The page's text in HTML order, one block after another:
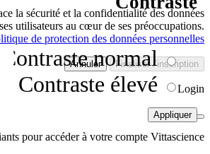
la sécurité et la confidentialité des données
utilisateurs au cœur de ses préoccupations.
de protection des données personnelles
Finaliser l’inscription
Annuler
Login
pour accéder à votre compte Vittascience.
Contraste normal
Contraste élevé
Appliquer